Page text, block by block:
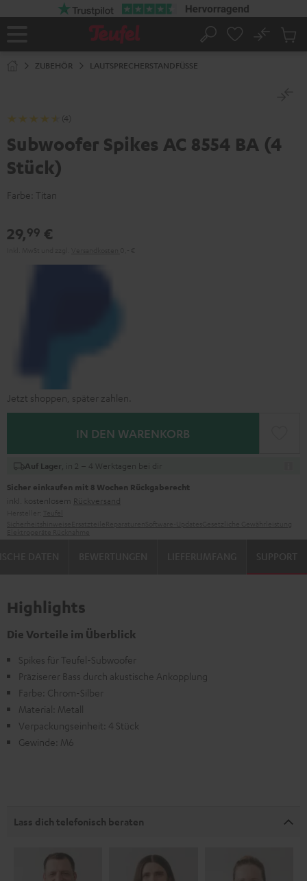
Startseite
Suche
No
ZUBEHÖR LAUTSPRECHERSTANDFÜSSE
(4)
Subwoofer Spikes AC 8554 BA (4
Stück)
Farbe: Titan
29,99 €
Jetzt shoppen, später zahlen.
IN DEN WARENKORB
Auf Lager , in 2 – 4 Werktagen bei dir
Sicher einkaufen mit 8 Wochen Rückgaberecht
inkl. kostenlosem Rückversand
SUPPORT
Highlights
Die Vorteile im Überblick
Spikes für Teufel-Subwoofer
Präziserer Bass durch akustische Ankopplung
Farbe: Chrom-Silber
Material: Metall
Verpackungseinheit: 4 Stück
Gewinde: M6
Lass dich telefonisch beraten